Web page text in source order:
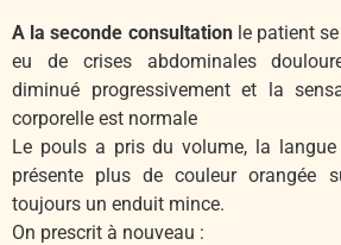
A la seconde consultationle patient se
eu de crises abdominales
diminué progressivement et la
corporelle est normale
Le pouls a pris du volume, la
présente plus de couleur orangée
toujours un enduit mince.
On prescrit à nouveau :